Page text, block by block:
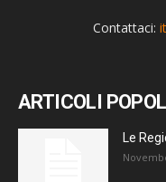
Contattaci:
ARTICOLI
Le